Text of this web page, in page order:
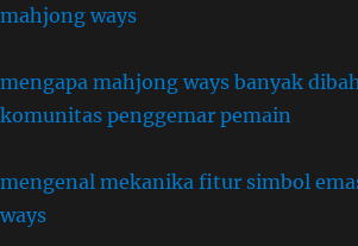
mahjong ways
mengapa mahjong ways banyak
komunitas penggemar pemain
mengenal mekanika fitur simbol
ways